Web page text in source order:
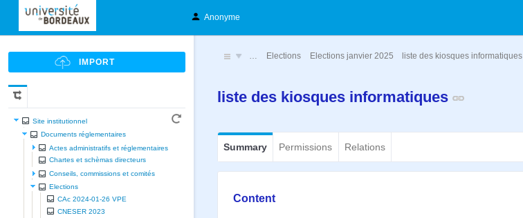
Anonyme
Site institutionnel
Documents réglementaires
Actes administratifs et réglementaires
Chartes et schèmas directeurs
Conseils, commissions et comités
Elections
CAc 2024-01-26 VPE
CNESER 2023
… Elections Elections janvier 2025 liste des kiosques informatiques
liste des kiosques informatiques
Summary Permissions Relations
Content